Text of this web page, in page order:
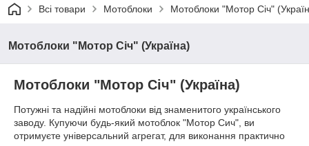
Всі товари Мотоблоки Мотоблоки "Мотор Січ"
Мотоблоки "Мотор Січ" (Україна)
Мотоблоки "Мотор Січ" (Україна)
Потужні та надійні мотоблоки від знаменитого українського
заводу. Купуючи будь-який мотоблок "Мотор Сич", ви
отримуєте універсальний агрегат, для виконання практично